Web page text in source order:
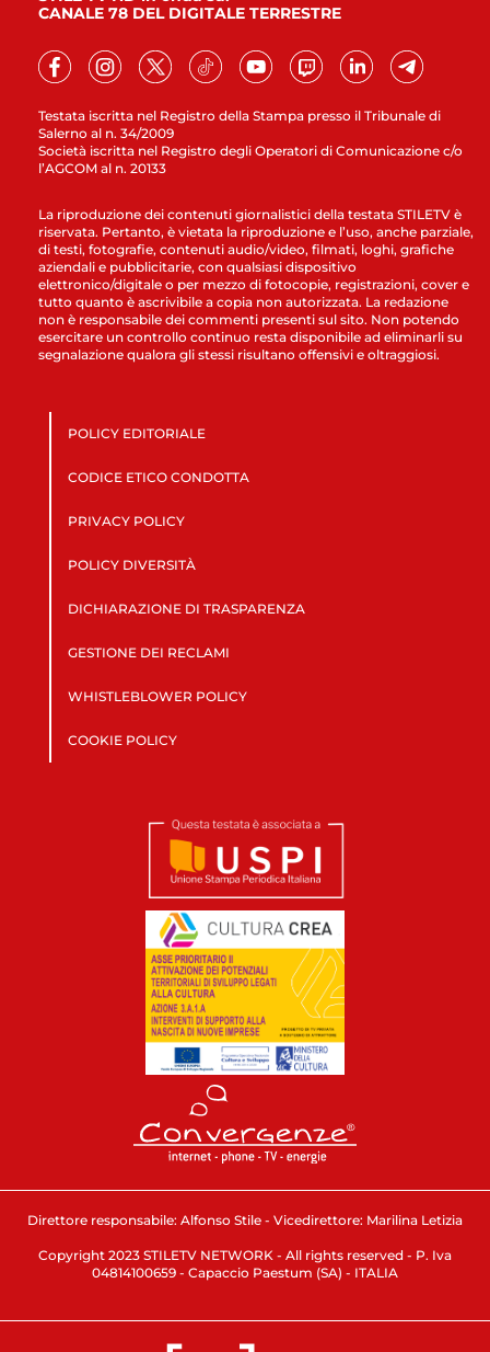
Testata iscritta nel Registro della Stampa presso il Tribunale di
Salerno al n. 34/2009
Società iscritta nel Registro degli Operatori di Comunicazione c/o
l’AGCOM al n. 20133
CANALE 78 DEL DIGITALE TERRESTRE
La riproduzione dei contenuti giornalistici della testata STILETV è
riservata. Pertanto, è vietata la riproduzione e l’uso, anche parziale,
di testi, fotografie, contenuti audio/video, filmati, loghi, grafiche
aziendali e pubblicitarie, con qualsiasi dispositivo
elettronico/digitale o per mezzo di fotocopie, registrazioni, cover e
tutto quanto è ascrivibile a copia non autorizzata. La redazione
non è responsabile dei commenti presenti sul sito. Non potendo
esercitare un controllo continuo resta disponibile ad eliminarli su
segnalazione qualora gli stessi risultano offensivi e oltraggiosi.
POLICY EDITORIALE
CODICE ETICO CONDOTTA
PRIVACY POLICY
POLICY DIVERSITÀ
DICHIARAZIONE DI TRASPARENZA
GESTIONE DEI RECLAMI
WHISTLEBLOWER POLICY
COOKIE POLICY
Direttore responsabile: Alfonso Stile - Vicedirettore: Marilina Letizia
Copyright 2023 STILETV NETWORK - All rights reserved - P. Iva
04814100659 - Capaccio Paestum (SA) - ITALIA